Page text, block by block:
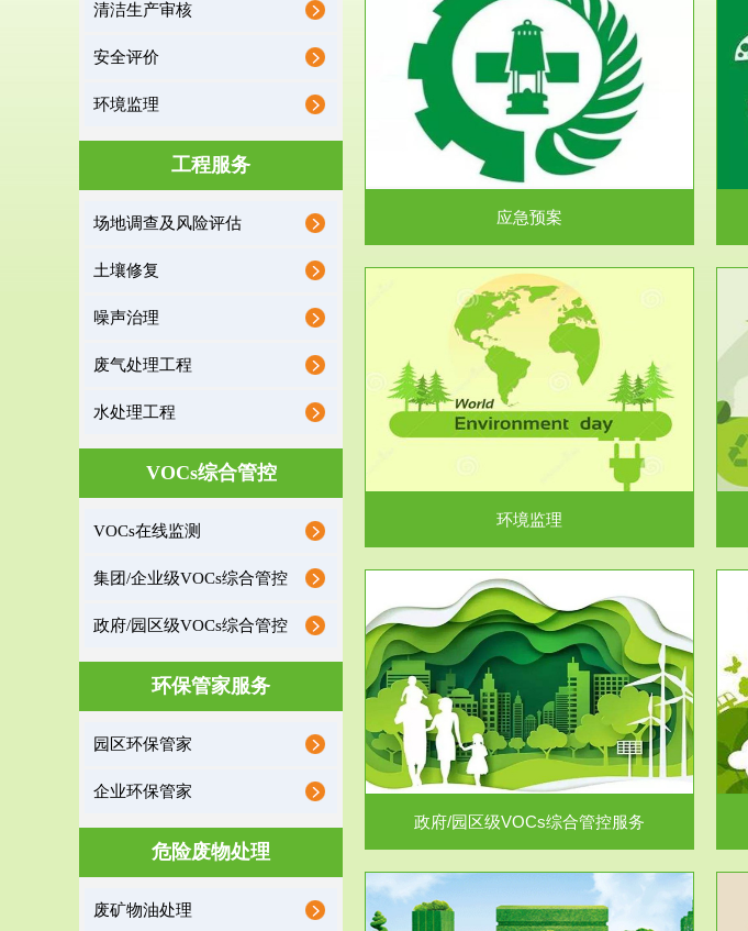
清洁生产审核
安全评价
环境监理
工程服务
场地调查及风险评估
土壤修复
噪声治理
废气处理工程
水处理工程
VOCs综合管控
VOCs在线监测
集团/企业级VOCs综合管控
政府/园区级VOCs综合管控
环保管家服务
园区环保管家
企业环保管家
危险废物处理
废矿物油处理
业事业单位应当按照...
应急预案
服务范围
清洁生产审核
根据《中华人民共和国清洁生产促进法》、《清
洁生产审核暂行办法...
收监管的重要辅助...
环境监理
服务范围
VOCs在线监测
根据《重点区域大气污染防治“十二五”规划》有
机废气净化率达...
政府/园区级VOCs综合管控服务
根据《石化行业挥发性有机物综合整治方案》文
政府/园区级VOCs综合管控服务
服务范围
场地调查及风险评估
受政府或企业委托，对于拟关停搬迁和拟变更土
地利用方式或者土地使...